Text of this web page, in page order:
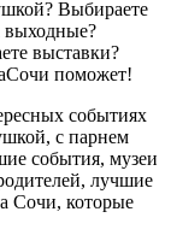
Выбираете
выходные?
выставки?
поможет!
событиях
с парнем
события, музеи
лучшие
Сочи, которые